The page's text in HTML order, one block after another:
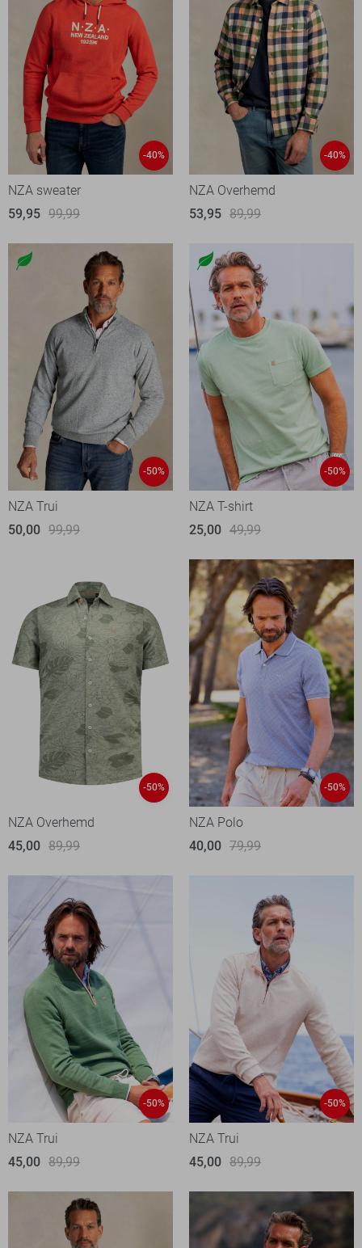
-40%
NZA sweater
59,95 99,99
-40%
NZA Overhemd
53,95 89,99
-50%
NZA Trui
50,00 99,99
-50%
NZA T-shirt
25,00 49,99
-50%
NZA Overhemd
45,00 89,99
-50%
NZA Polo
40,00 79,99
-50%
NZA Trui
45,00 89,99
-50%
NZA Trui
45,00 89,99